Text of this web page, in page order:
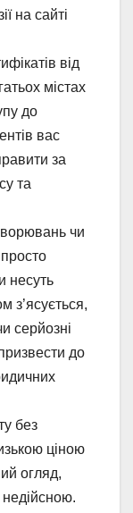
на сайті
від
містах
до
вас
за
та
чи
несуть
з’ясується,
серйозні
до
без
ціною
огляд,
недійсною.